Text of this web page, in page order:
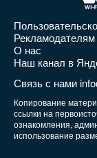
Рекламодателям
О нас
Наш канал в
Связь с нами
Копирование
ссылки на
ознакомления,
использование